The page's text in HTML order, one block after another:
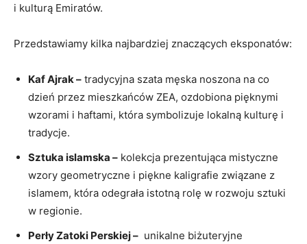
i kulturą Emiratów.
Przedstawiamy kilka najbardziej znaczących eksponatów:
Kaf‌ Ajrak⁤ – ​tradycyjna szata męska ‍noszona na co⁤
dzień przez ‌mieszkańców​ ZEA, ozdobiona pięknymi
wzorami i haftami, która‍ symbolizuje lokalną kulturę i⁣
tradycje.
Sztuka ⁤islamska – kolekcja ⁢prezentująca ⁢mistyczne⁤
wzory geometryczne i piękne kaligrafie związane ⁢z
islamem, ⁤która odegrała istotną⁢ rolę w rozwoju ⁢sztuki
w⁢ regionie.
Perły Zatoki Perskiej – ⁤ unikalne biżuteryjne